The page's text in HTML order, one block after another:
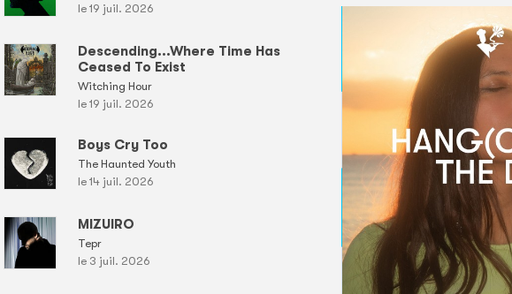
le 19 juil. 2026
Descending...Where Time Has
Ceased To Exist
Witching Hour
le 19 juil. 2026
Boys Cry Too
The Haunted Youth
le 14 juil. 2026
MIZUIRO
Tepr
le 3 juil. 2026